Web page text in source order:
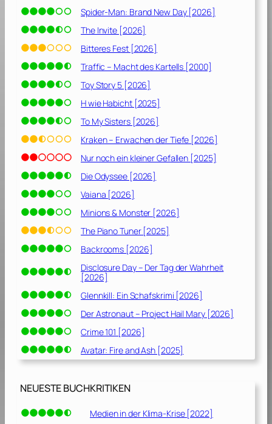
o
d
u
s
s
c
h
e
i
d
e
t
[
0
2
1
Spider-Man: Brand New Day [2026]
The Invite [2026]
Bitteres Fest [2026]
Traffic – Macht des Kartells [2000]
Toy Story 5 [2026]
H wie Habicht [2025]
To My Sisters [2026]
Kraken – Erwachen der Tiefe [2026]
Nur noch ein kleiner Gefallen [2025]
Die Odyssee [2026]
Vaiana [2026]
Minions & Monster [2026]
The Piano Tuner [2025]
Backrooms [2026]
Disclosure Day – Der Tag der Wahrheit
[2026]
Glennkill: Ein Schafskrimi [2026]
Der Astronaut – Project Hail Mary [2026]
Crime 101 [2026]
Avatar: Fire and Ash [2025]
NEUESTE BUCHKRITIKEN
Medien in der Klima-Krise [2022]